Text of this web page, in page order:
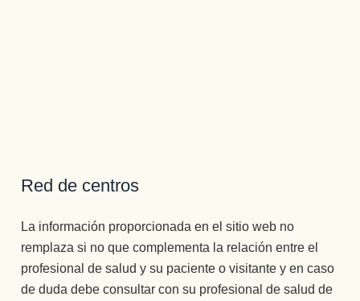
Red de centros
La información proporcionada en el sitio web no
remplaza si no que complementa la relación entre el
profesional de salud y su paciente o visitante y en caso
de duda debe consultar con su profesional de salud de